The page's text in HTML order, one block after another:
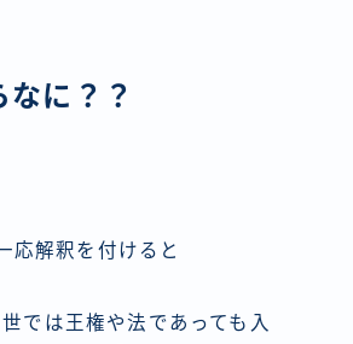
に？？
応解釈を付けると
では王権や法であっても入